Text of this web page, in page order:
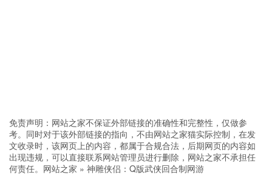
免责声明：网站之家不保证外部链接的准确性和完整性，仅做参
考。同时对于该外部链接的指向，不由网站之家猫实际控制，在发
文收录时，该网页上的内容，都属于合规合法，后期网页的内容如
出现违规，可以直接联系网站管理员进行删除，网站之家不承担任
何责任。 网站之家 » 神雕侠侣：Q版武侠回合制网游